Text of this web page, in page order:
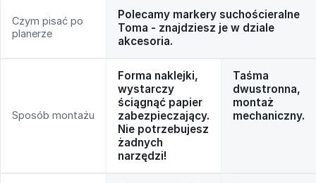
Czym pisać po
planerze
Polecamy markery suchościeralne
Toma - znajdziesz je w dziale
akcesoria.
Sposób montażu
Forma naklejki,
wystarczy
ściągnąć papier
zabezpieczający.
Nie potrzebujesz
żadnych
narzędzi!
Taśma
dwustronna,
montaż
mechaniczny.